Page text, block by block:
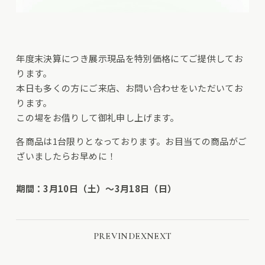
年度末決算につき展示現品を特別価格にてご提供してお
ります。
本日も多くの方にご来店、お問い合わせをいただいてお
ります。
この場をお借りして御礼申し上げます。
各商品は1台限りとなっております。お目当ての商品がご
ざいましたらお早めに！
期間：3月10日（土）～3月18日（日）
PREVINDEXNEXT